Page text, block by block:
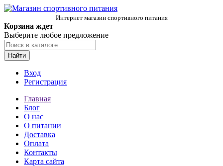
Интернет магазин спортивного питания
Корзина ждет
Выберите любое предложение
Найти
Вход
Регистрация
Главная
Блог
О нас
О питании
Доставка
Оплата
Контакты
Карта сайта